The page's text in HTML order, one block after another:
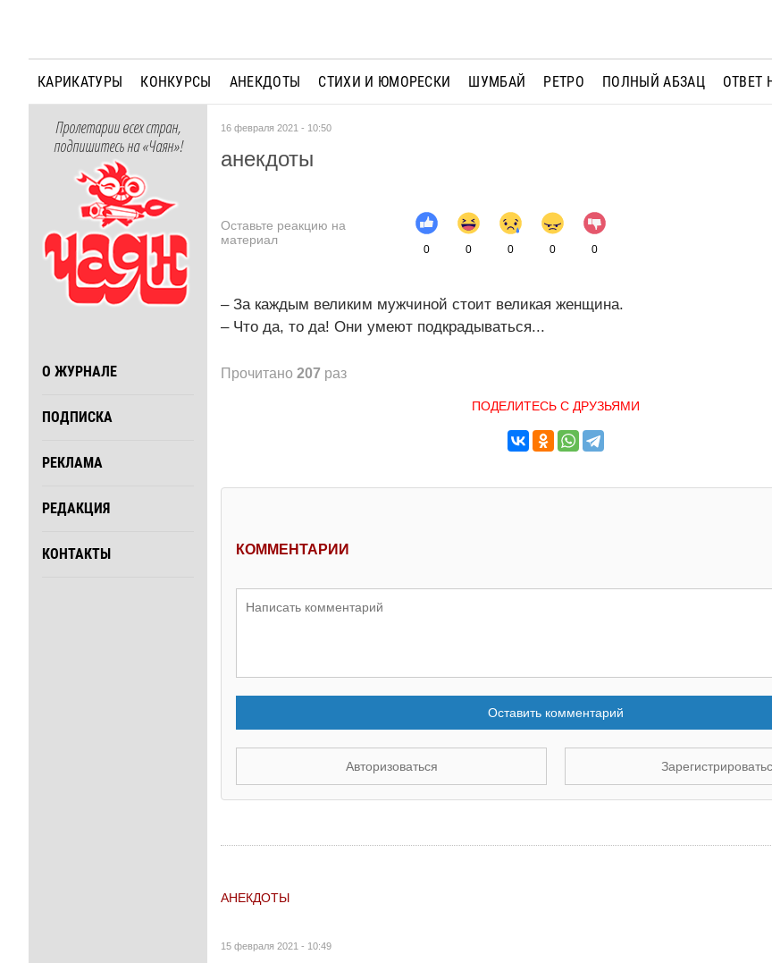
КАРИКАТУРЫ КОНКУРСЫ АНЕКДОТЫ СТИХИ И ЮМОРЕСКИ ШУМБАЙ РЕТРО ПОЛНЫЙ АБЗАЦ ОТВЕТ
Пролетарии всех стран,
подпишитесь на «Чаян»!
О ЖУРНАЛЕ
ПОДПИСКА
РЕКЛАМА
РЕДАКЦИЯ
КОНТАКТЫ
16 февраля 2021 - 10:50
анекдоты
Оставьте реакцию на
материал
0 0 0 0 0
– За каждым великим мужчиной стоит великая женщина.
– Что да, то да! Они умеют подкрадываться...
Прочитано 207 раз
ПОДЕЛИТЕСЬ С ДРУЗЬЯМИ
КОММЕНТАРИИ
Оставить комментарий
Авторизоваться
АНЕКДОТЫ
15 февраля 2021 - 10:49